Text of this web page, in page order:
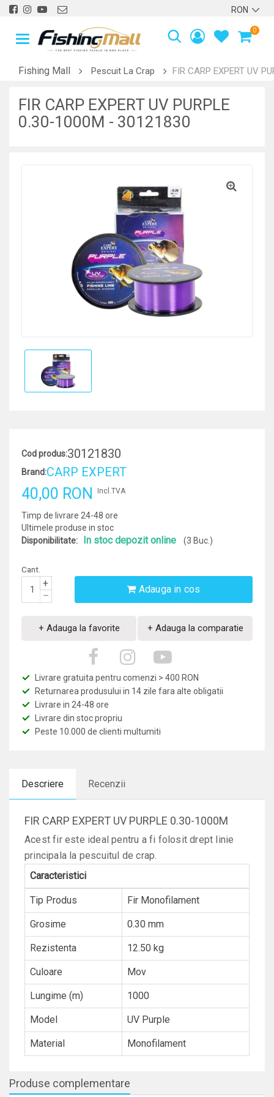
0
Fishing Mall Pescuit La Crap FIR CARP EXPERT UV
FIR CARP EXPERT UV PURPLE
0.30-1000M - 30121830
Cod produs:30121830
Brand:CARP EXPERT
40,00 RON Incl.TVA
Timp de livrare 24-48 ore
Ultimele produse in stoc
Disponibilitate:
In stoc depozit online (3 Buc.)
Cant.
+
–
Adauga in cos
+ Adauga la favorite + Adauga la comparatie
Livrare gratuita pentru comenzi > 400 RON
Returnarea produsului in 14 zile fara alte obligatii
Livrare in 24-48 ore
Livrare din stoc propriu
Peste 10.000 de clienti multumiti
Descriere Recenzii
FIR CARP EXPERT UV PURPLE 0.30-1000M
Acest fir este ideal pentru a fi folosit drept linie
principala la pescuitul de crap.
Caracteristici
Tip Produs Fir Monofilament
Grosime 0.30 mm
Rezistenta 12.50 kg
Culoare Mov
Lungime (m) 1000
Model UV Purple
Material Monofilament
Produse complementare